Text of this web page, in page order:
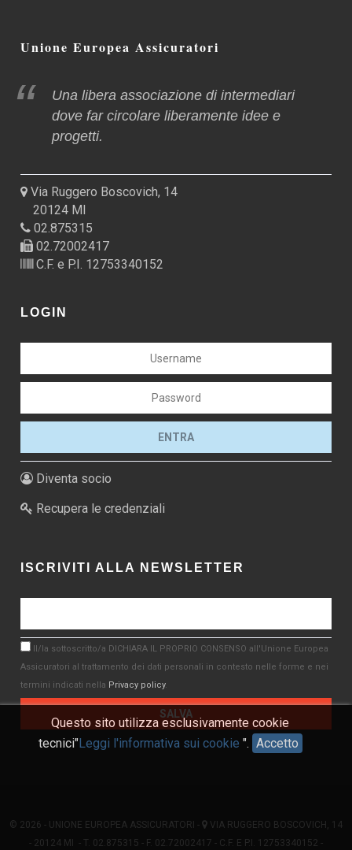
Unione Europea Assicuratori
Una libera associazione di intermediari
dove far circolare liberamente idee e
progetti.
Via Ruggero Boscovich, 14
20124 MI
02.875315
02.72002417
C.F. e P.I. 12753340152
LOGIN
Diventa socio
Recupera le credenziali
ISCRIVITI ALLA NEWSLETTER
Il/la sottoscritto/a DICHIARA IL PROPRIO CONSENSO all'Unione Europea
Assicuratori al trattamento dei dati personali in contesto nelle forme e nei
termini indicati nella Privacy policy.
© 2026 - UNIONE EUROPEA ASSICURATORI -
VIA RUGGERO BOSCOVICH, 14
- 20124 MI - T. 02.875315 - F. 02.72002417 - C.F. E P.I. 12753340152 -
Questo sito utilizza esclusivamente cookie
tecnici"Leggi l'informativa sui cookie ". Accetto